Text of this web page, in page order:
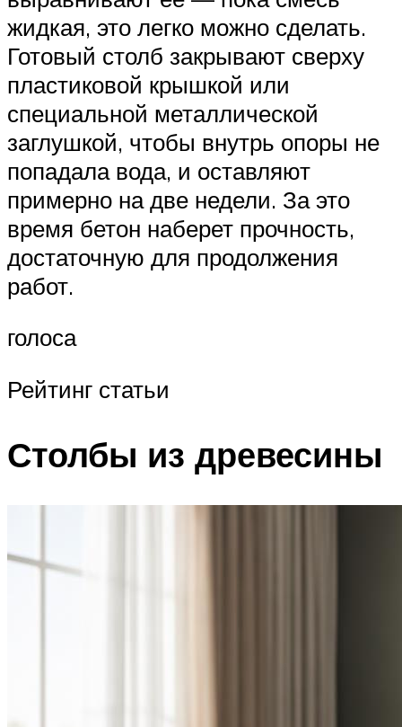
жидкая, это легко можно сделать.
Готовый столб закрывают сверху
пластиковой крышкой или
специальной металлической
заглушкой, чтобы внутрь опоры не
попадала вода, и оставляют
примерно на две недели. За это
время бетон наберет прочность,
достаточную для продолжения
работ.
голоса
Рейтинг статьи
Столбы из древесины